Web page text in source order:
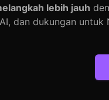
lebih jauh
AI, dan dukungan untuk